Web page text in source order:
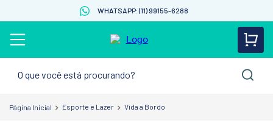
WHATSAPP: (11) 99155-6288
Esporte e Lazer Vida a Bordo